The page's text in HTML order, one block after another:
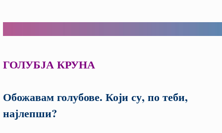
ГОЛУБЈАКРУНА
Обожавам голубове. Који су, по теби,
најлепши?